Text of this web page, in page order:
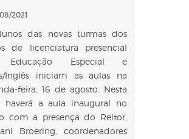
2021
das novas turmas dos
de licenciatura presencial
Especial e
Inglês iniciam as aulas na
feira, 16 de agosto. Nesta
haverá a aula inaugural no
com a presença do Reitor,
Broering, coordenadores